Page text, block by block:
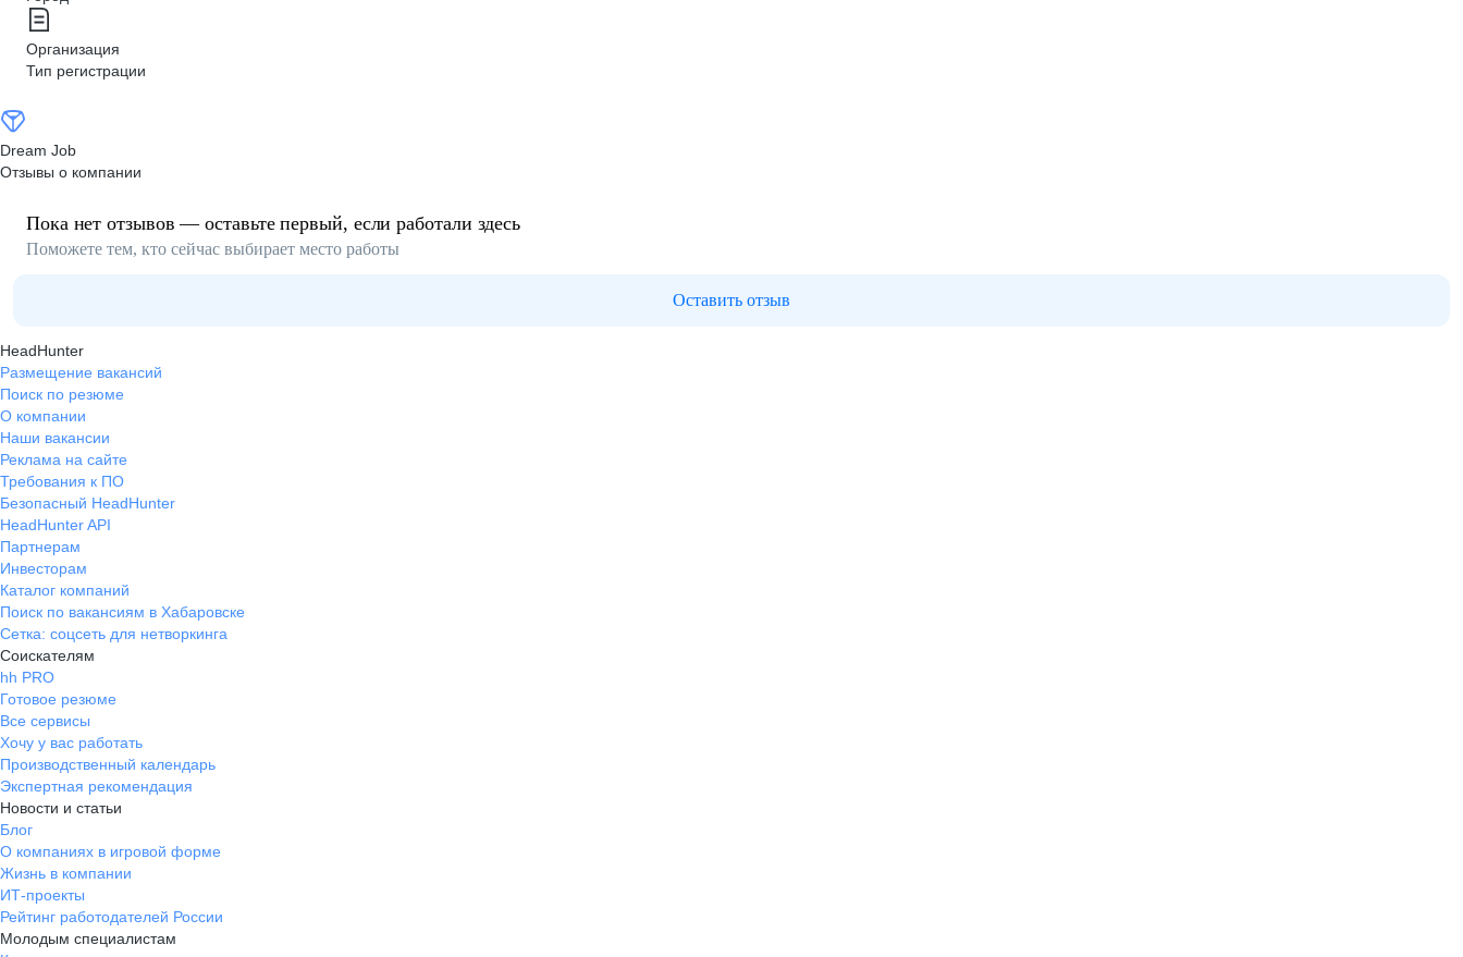
Организация
Тип регистрации
Dream Job
Отзывы о компании
Пока нет отзывов — оставьте первый, если работали здесь
Поможете тем, кто сейчас выбирает место работы
Оставить отзыв
HeadHunter
Размещение вакансий
Поиск по резюме
О компании
Наши вакансии
Реклама на сайте
Требования к ПО
Безопасный HeadHunter
HeadHunter API
Партнерам
Инвесторам
Каталог компаний
Поиск по вакансиям в Хабаровске
Сетка: соцсеть для нетворкинга
Соискателям
hh PRO
Готовое резюме
Все сервисы
Хочу у вас работать
Производственный календарь
Экспертная рекомендация
Новости и статьи
Блог
О компаниях в игровой форме
Жизнь в компании
ИТ-проекты
Рейтинг работодателей России
Молодым специалистам